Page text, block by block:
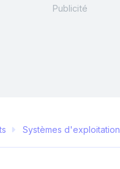
Systèmes d'exploitation